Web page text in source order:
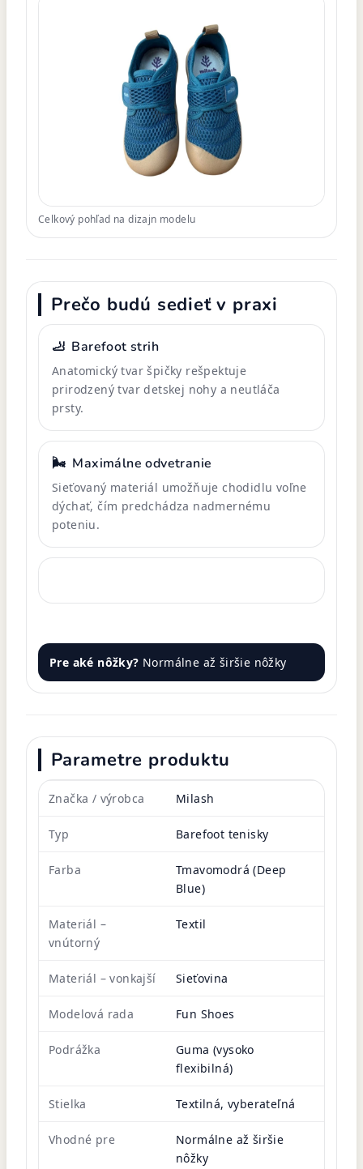
Celkový pohľad na dizajn modelu
Prečo budú sedieť v praxi
🦶 Barefoot strih
Anatomický tvar špičky rešpektuje
prirodzený tvar detskej nohy a neutláča
prsty.
🌬️ Maximálne odvetranie
Sieťovaný materiál umožňuje chodidlu voľne
dýchať, čím predchádza nadmernému
poteniu.
Pre aké nôžky? Normálne až širšie nôžky
Parametre produktu
Značka / výrobca Milash
Typ Barefoot tenisky
Farba
Tmavomodrá (Deep
Blue)
Materiál –
vnútorný
Textil
Materiál – vonkajší Sieťovina
Modelová rada Fun Shoes
Podrážka
Guma (vysoko
flexibilná)
Stielka Textilná, vyberateľná
Vhodné pre
Normálne až širšie
nôžky